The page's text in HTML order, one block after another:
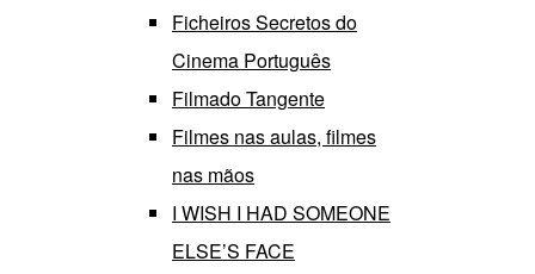
Ficheiros Secretos do
Cinema Português
Filmado Tangente
Filmes nas aulas, filmes
nas mãos
I WISH I HAD SOMEONE
ELSE’S FACE